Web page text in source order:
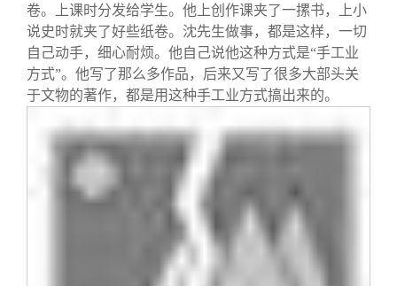
卷。上课时分发给学生。他上创作课夹了一摞书，上小
说史时就夹了好些纸卷。沈先生做事，都是这样，一切
自己动手，细心耐烦。他自己说他这种方式是“手工业
方式”。他写了那么多作品，后来又写了很多大部头关
于文物的著作，都是用这种手工业方式搞出来的。